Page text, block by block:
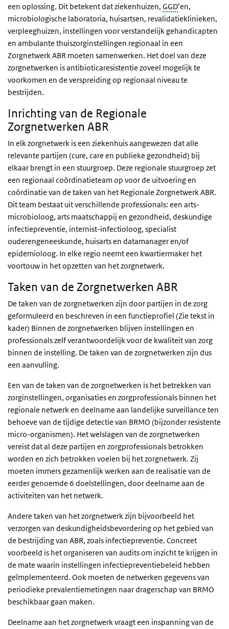
een oplossing. Dit betekent dat ziekenhuizen, GGD’en,
microbiologische laboratoria, huisartsen, revalidatieklinieken,
verpleeghuizen, instellingen voor verstandelijk gehandicapten
en ambulante thuiszorginstellingen regionaal in een
Zorgnetwerk ABR moeten samenwerken. Het doel van deze
zorgnetwerken is antibioticaresistentie zoveel mogelijk te
voorkomen en de verspreiding op regionaal niveau te
bestrijden.
Inrichting van de Regionale
Zorgnetwerken ABR
In elk zorgnetwerk is een ziekenhuis aangewezen dat alle
relevante partijen (cure, care en publieke gezondheid) bij
elkaar brengt in een stuurgroep. Deze regionale stuurgroep zet
een regionaal coördinatieteam op voor de uitvoering en
coördinatie van de taken van het Regionale Zorgnetwerk ABR.
Dit team bestaat uit verschillende professionals: een arts-
microbioloog, arts maatschappij en gezondheid, deskundige
infectiepreventie, internist-infectioloog, specialist
ouderengeneeskunde, huisarts en datamanager en/of
epidemioloog. In elke regio neemt een kwartiermaker het
voortouw in het opzetten van het zorgnetwerk.
Taken van de Zorgnetwerken ABR
De taken van de zorgnetwerken zijn door partijen in de zorg
geformuleerd en beschreven in een functieprofiel (Zie tekst in
kader) Binnen de zorgnetwerken blijven instellingen en
professionals zelf verantwoordelijk voor de kwaliteit van zorg
binnen de instelling. De taken van de zorgnetwerken zijn dus
een aanvulling.
Een van de taken van de zorgnetwerken is het betrekken van
zorginstellingen, organisaties en zorgprofessionals binnen het
regionale netwerk en deelname aan landelijke surveillance ten
behoeve van de tijdige detectie van BRMO (bijzonder resistente
micro-organismen). Het welslagen van de zorgnetwerken
vereist dat al deze partijen en zorgprofessionals betrokken
worden en zich betrokken voelen bij het zorgnetwerk. Zij
moeten immers gezamenlijk werken aan de realisatie van de
eerder genoemde 6 doelstellingen, door deelname aan de
activiteiten van het netwerk.
Andere taken van het zorgnetwerk zijn bijvoorbeeld het
verzorgen van deskundigheidsbevordering op het gebied van
de bestrijding van ABR, zoals infectiepreventie. Concreet
voorbeeld is het organiseren van audits om inzicht te krijgen in
de mate waarin instellingen infectiepreventiebeleid hebben
geïmplementeerd. Ook moeten de netwerken gegevens van
periodieke prevalentiemetingen naar dragerschap van BRMO
beschikbaar gaan maken.
Deelname aan het zorgnetwerk vraagt een inspanning van de